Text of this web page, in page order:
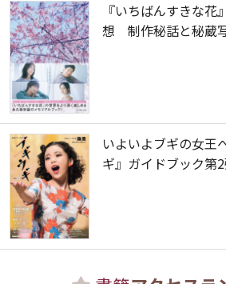
『いちばんすきな
想 制作秘話と秘蔵
いよいよブギの女
ギ』ガイドブック第